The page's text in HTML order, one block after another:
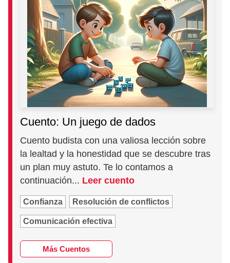
Cuento: Un juego de dados
Cuento budista con una valiosa lección sobre
la lealtad y la honestidad que se descubre tras
un plan muy astuto. Te lo contamos a
continuación... Leer cuento
Confianza Resolución de conflictos
Comunicación efectiva
Más Cuentos